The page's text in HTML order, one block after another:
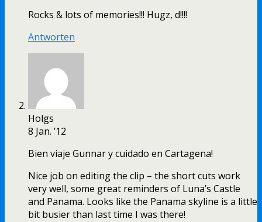
Rocks & lots of memories!!! Hugz, d!!!!
Antworten
Holgs
8 Jan. ’12
Bien viaje Gunnar y cuidado en Cartagena!
Nice job on editing the clip – the short cuts work
very well, some great reminders of Luna’s Castle
and Panama. Looks like the Panama skyline is a little
bit busier than last time I was there!